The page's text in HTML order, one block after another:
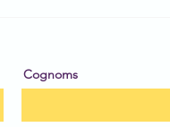
Cognoms